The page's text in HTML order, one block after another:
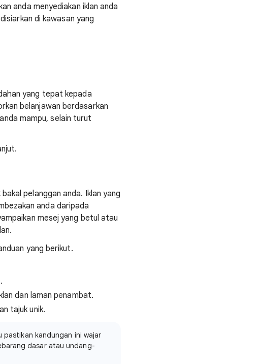
anda menyediakan iklan anda
di kawasan yang
yang tepat kepada
belanjawan berdasarkan
mampu, selain turut
pelanggan anda. Iklan yang
anda daripada
mesej yang betul atau
yang berikut.
dan laman penambat.
tajuk unik.
kandungan ini wajar
dasar atau undang-